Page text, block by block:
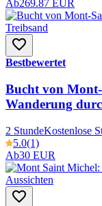
Ab269.87 EUR
Bestbewertet
Bucht von
Wanderung
2 StundeKostenlose
5.0(1)
Ab30 EUR